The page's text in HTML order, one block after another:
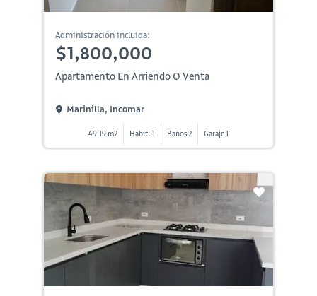
Administración incluida:
$1,800,000
Apartamento En Arriendo O Venta
Marinilla, Incomar
49.19 m2 Habit. 1 Baños 2 Garaje 1